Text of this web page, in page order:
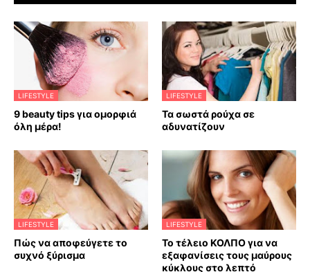
LIFESTYLE
9 beauty tips για ομορφιά
όλη μέρα!
LIFESTYLE
Τα σωστά ρούχα σε
αδυνατίζουν
LIFESTYLE
Πώς να αποφεύγετε το
συχνό ξύρισμα
LIFESTYLE
Το τέλειο ΚΟΛΠΟ για να
εξαφανίσεις τους μαύρους
κύκλους στο λεπτό